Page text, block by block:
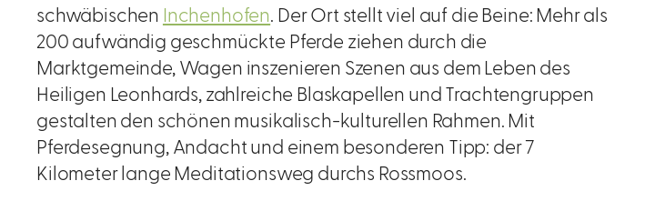
schwäbischen Inchenhofen. Der Ort stellt viel auf die Beine: Mehr als
200 aufwändig geschmückte Pferde ziehen durch die
Marktgemeinde, Wagen inszenieren Szenen aus dem Leben des
Heiligen Leonhards, zahlreiche Blaskapellen und Trachtengruppen
gestalten den schönen musikalisch-kulturellen Rahmen. Mit
Pferdesegnung, Andacht und einem besonderen Tipp: der 7
Kilometer lange Meditationsweg durchs Rossmoos.